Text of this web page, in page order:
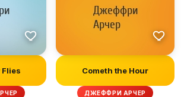
Flies Cometh the Hour
ДЖЕФФРИ АРЧЕР